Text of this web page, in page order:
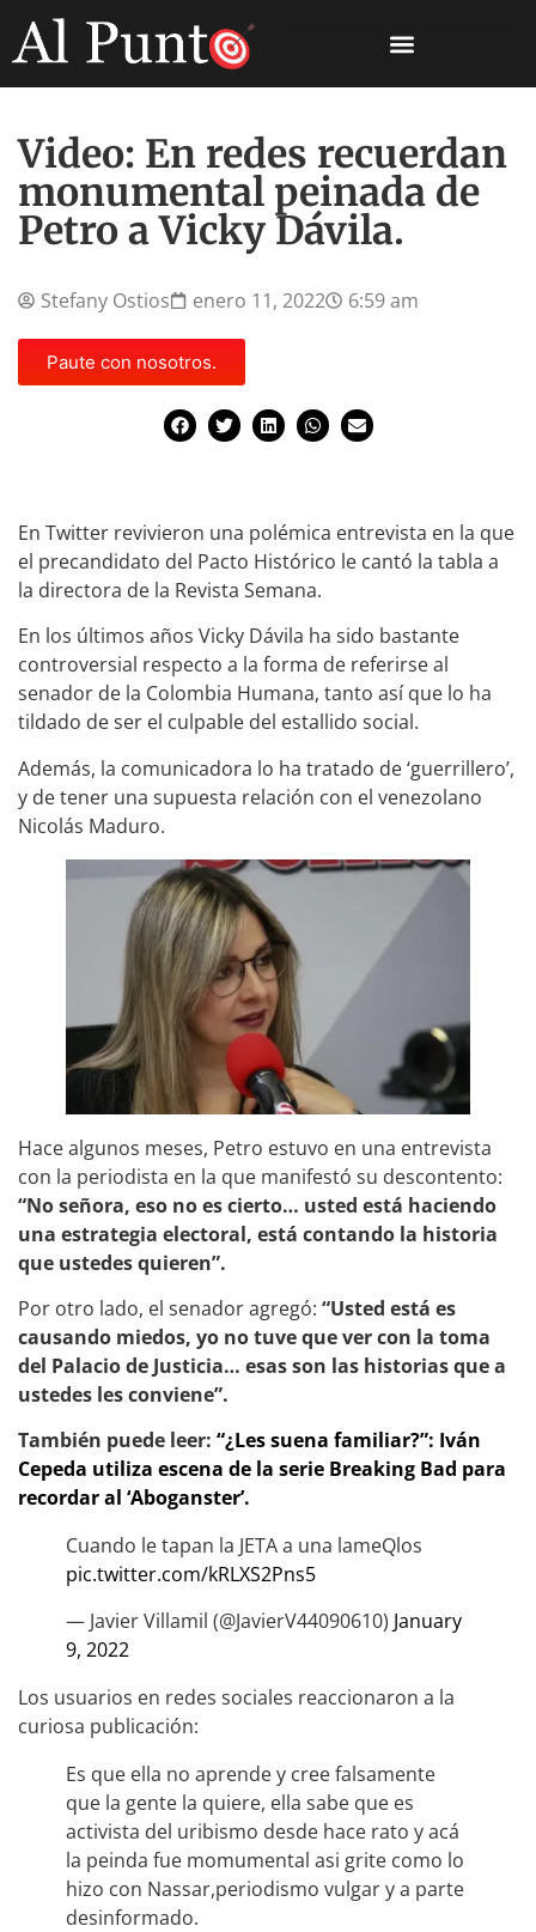
Video: En redes recuerdan
monumental peinada de
Petro a Vicky Dávila.
Stefany Ostios enero 11, 2022 6:59 am
Paute con nosotros.
En Twitter revivieron una polémica entrevista en la que
el precandidato del Pacto Histórico le cantó la tabla a
la directora de la Revista Semana.
En los últimos años Vicky Dávila ha sido bastante
controversial respecto a la forma de referirse al
senador de la Colombia Humana, tanto así que lo ha
tildado de ser el culpable del estallido social.
Además, la comunicadora lo ha tratado de ‘guerrillero’,
y de tener una supuesta relación con el venezolano
Nicolás Maduro.
Hace algunos meses, Petro estuvo en una entrevista
con la periodista en la que manifestó su descontento:
“No señora, eso no es cierto… usted está haciendo
una estrategia electoral, está contando la historia
que ustedes quieren”.
Por otro lado, el senador agregó: “Usted está es
causando miedos, yo no tuve que ver con la toma
del Palacio de Justicia… esas son las historias que a
ustedes les conviene”.
También puede leer: “¿Les suena familiar?”: Iván
Cepeda utiliza escena de la serie Breaking Bad para
recordar al ‘Aboganster’.
Cuando le tapan la JETA a una lameQlos
pic.twitter.com/kRLXS2Pns5
— Javier Villamil (@JavierV44090610) January
9, 2022
Los usuarios en redes sociales reaccionaron a la
curiosa publicación:
Es que ella no aprende y cree falsamente
que la gente la quiere, ella sabe que es
activista del uribismo desde hace rato y acá
la peinda fue momumental asi grite como lo
hizo con Nassar,periodismo vulgar y a parte
desinformado.